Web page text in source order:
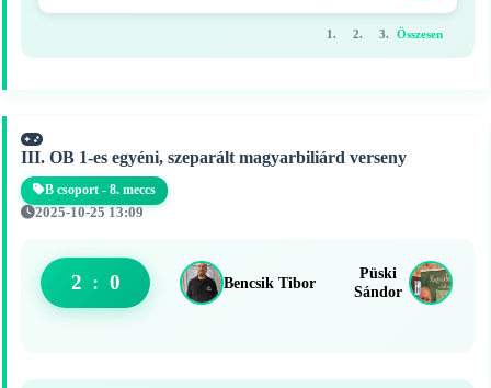
1. 2. 3. Összesen
III. OB 1-es egyéni, szeparált magyarbiliárd verseny
B csoport - 8. meccs
2025-10-25 13:09
Bencsik Tibor
2 : 0
Püski
Sándor